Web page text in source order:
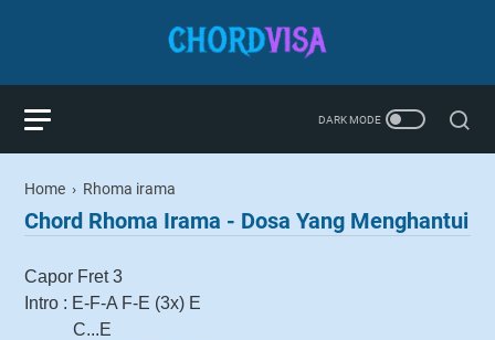
Home › Rhoma irama
Chord Rhoma Irama - Dosa Yang Menghantui
Capor Fret 3
Intro : E-F-A F-E (3x) E
C...E